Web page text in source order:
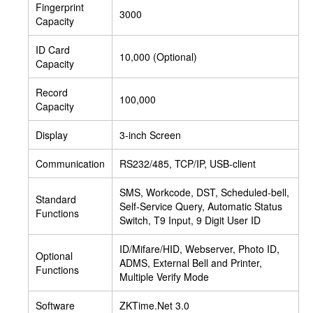
Fingerprint
Capacity
3000
ID Card
Capacity
10,000 (Optional)
Record
Capacity
100,000
Display 3-inch Screen
Communication RS232/485, TCP/IP, USB-client
Standard
Functions
SMS, Workcode, DST, Scheduled-bell,
Self-Service Query, Automatic Status
Switch, T9 Input, 9 Digit User ID
Optional
Functions
ID/Mifare/HID, Webserver, Photo ID,
ADMS, External Bell and Printer,
Multiple Verify Mode
Software ZKTime.Net 3.0